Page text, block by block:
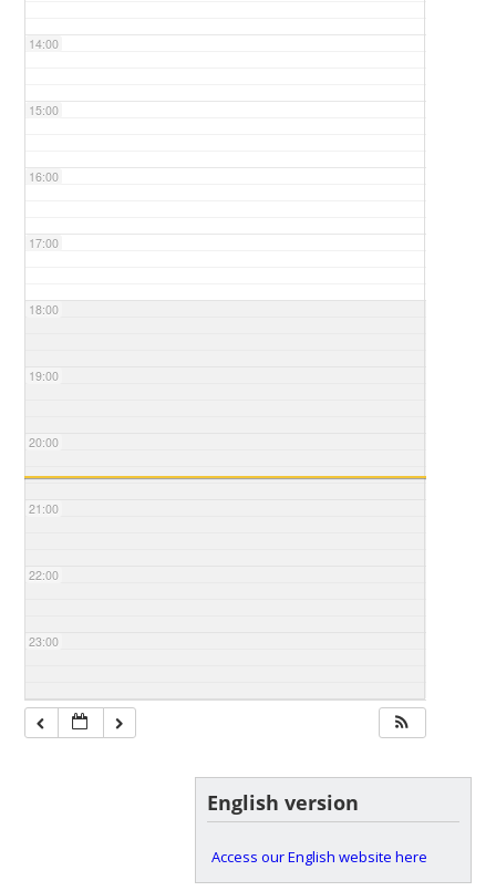
14:00
15:00
16:00
17:00
18:00
19:00
20:00
21:00
22:00
23:00
English version
Access our English website here